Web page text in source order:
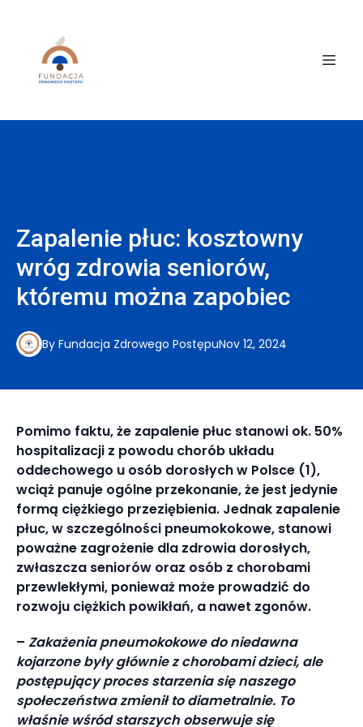
Zapalenie płuc: kosztowny
wróg zdrowia seniorów,
któremu można zapobiec
Nov 12, 2024
By Fundacja Zdrowego Postępu
Pomimo faktu, że zapalenie płuc stanowi ok. 50%
hospitalizacji z powodu chorób układu
oddechowego u osób dorosłych w Polsce (1),
wciąż panuje ogólne przekonanie, że jest jedynie
formą ciężkiego przeziębienia. Jednak zapalenie
płuc, w szczególności pneumokokowe, stanowi
poważne zagrożenie dla zdrowia dorosłych,
zwłaszcza seniorów oraz osób z chorobami
przewlekłymi, ponieważ może prowadzić do
rozwoju ciężkich powikłań, a nawet zgonów.
– Zakażenia pneumokokowe do niedawna
kojarzone były głównie z chorobami dzieci, ale
postępujący proces starzenia się naszego
społeczeństwa zmienił to diametralnie. To
właśnie wśród starszych obserwuje się